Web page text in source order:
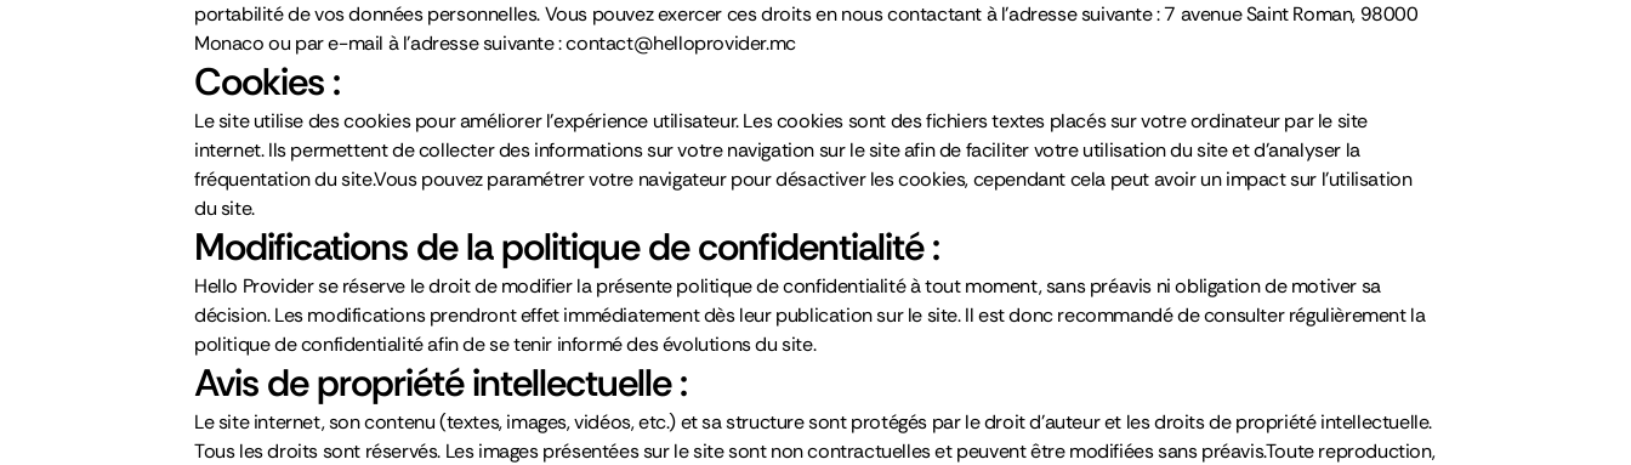
portabilité de vos données personnelles. Vous pouvez exercer ces droits en nous contactant à l’adresse suivante : 7 avenue Saint Roman, 98000
Monaco ou par e-mail à l’adresse suivante : contact@helloprovider.mc
Cookies :
Le site utilise des cookies pour améliorer l’expérience utilisateur. Les cookies sont des fichiers textes placés sur votre ordinateur par le site
internet. Ils permettent de collecter des informations sur votre navigation sur le site afin de faciliter votre utilisation du site et d’analyser la
fréquentation du site.Vous pouvez paramétrer votre navigateur pour désactiver les cookies, cependant cela peut avoir un impact sur l’utilisation
du site.
Modifications de la politique de confidentialité :
Hello Provider se réserve le droit de modifier la présente politique de confidentialité à tout moment, sans préavis ni obligation de motiver sa
décision. Les modifications prendront effet immédiatement dès leur publication sur le site. Il est donc recommandé de consulter régulièrement la
politique de confidentialité afin de se tenir informé des évolutions du site.
Avis de propriété intellectuelle :
Le site internet, son contenu (textes, images, vidéos, etc.) et sa structure sont protégés par le droit d’auteur et les droits de propriété intellectuelle.
Tous les droits sont réservés. Les images présentées sur le site sont non contractuelles et peuvent être modifiées sans préavis.Toute reproduction,